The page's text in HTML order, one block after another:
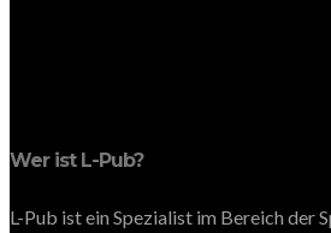
Wer ist L-Pub?
L-Pub ist ein Spezialist im Bereich der